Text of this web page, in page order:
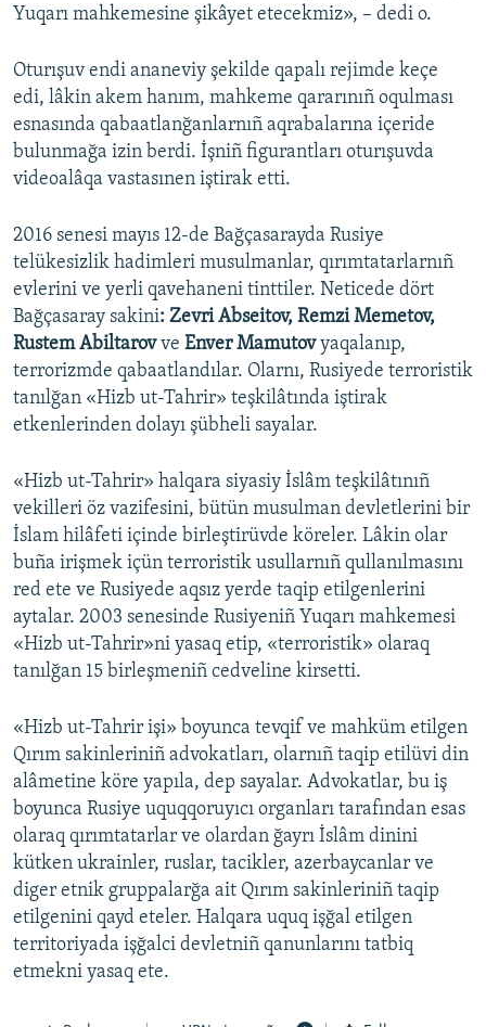
Yuqarı mahkemesine şikâyet etecekmiz», – dedi o.
Oturışuv endi ananeviy şekilde qapalı rejimde keçe
edi, lâkin akem hanım, mahkeme qararınıñ oqulması
esnasında qabaatlanğanlarnıñ aqrabalarına içeride
bulunmağa izin berdi. İşniñ figurantları oturışuvda
videoalâqa vastasınen iştirak etti.
2016 senesi mayıs 12-de Bağçasarayda Rusiye
telükesizlik hadimleri musulmanlar, qırımtatarlarnıñ
evlerini ve yerli qavehaneni tinttiler. Neticede dört
Bağçasaray sakini: Zevri Abseitov, Remzi Memetov,
Rustem Abiltarovve Enver Mamutovyaqalanıp,
terrorizmde qabaatlandılar. Olarnı, Rusiyede terroristik
tanılğan «Hizb ut-Tahrir» teşkilâtında iştirak
etkenlerinden dolayı şübheli sayalar.
«Hizb ut-Tahrir» halqara siyasiy İslâm teşkilâtınıñ
vekilleri öz vazifesini, bütün musulman devletlerini bir
İslam hilâfeti içinde birleştirüvde köreler. Lâkin olar
buña irişmek içün terroristik usullarnıñ qullanılmasını
red ete ve Rusiyede aqsız yerde taqip etilgenlerini
aytalar. 2003 senesinde Rusiyeniñ Yuqarı mahkemesi
«Hizb ut-Tahrir»ni yasaq etip, «terroristik» olaraq
tanılğan 15 birleşmeniñ cedveline kirsetti.
«Hizb ut-Tahrir işi» boyunca tevqif ve mahküm etilgen
Qırım sakinleriniñ advokatları, olarnıñ taqip etilüvi din
alâmetine köre yapıla, dep sayalar. Advokatlar, bu iş
boyunca Rusiye uquqqoruyıcı organları tarafından esas
olaraq qırımtatarlar ve olardan ğayrı İslâm dinini
kütken ukrainler, ruslar, tacikler, azerbaycanlar ve
diger etnik gruppalarğa ait Qırım sakinleriniñ taqip
etilgenini qayd eteler. Halqara uquq işğal etilgen
territoriyada işğalci devletniñ qanunlarını tatbiq
etmekni yasaq ete.